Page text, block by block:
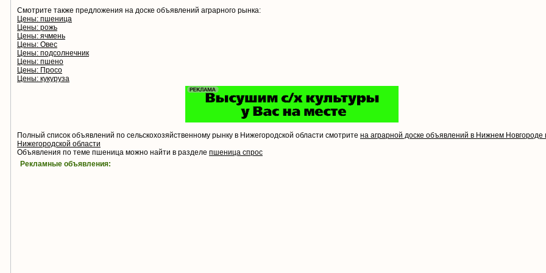
Смотрите также предложения на доске объявлений аграрного рынка:
Цены: пшеница
Цены: рожь
Цены: ячмень
Цены: Овес
Цены: подсолнечник
Цены: пшено
Цены: Просо
Цены: кукуруза
Полный список объявлений по сельскохозяйственному рынку в Нижегородской области смотрите на аграрной доске объявлений в Нижнем Новгороде
Нижегородской области
Объявления по теме пшеница можно найти в разделе пшеница спрос
Рекламные объявления: